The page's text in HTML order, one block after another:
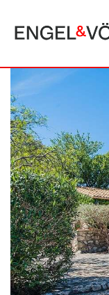
MALLORCA
ALCUDIA
BONAIRE
BÚGER
CALA SAN VICENTE
CAMPANET
FORMENTOR
MANRESA-MAL PAS
PLAYA DE MURO